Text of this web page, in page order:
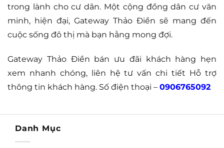
trong lành cho cư dân. Một cộng đồng dân cư văn
minh, hiện đại, Gateway Thảo Điền sẽ mang đến
cuộc sống đô thị mà bạn hằng mong đợi.
Gateway Thảo Điền bán ưu đãi khách hàng hẹn
xem nhanh chóng, liên hệ tư vấn chi tiết Hỗ trợ
thông tin khách hàng. Số điện thoại – 0906765092
Danh Mục